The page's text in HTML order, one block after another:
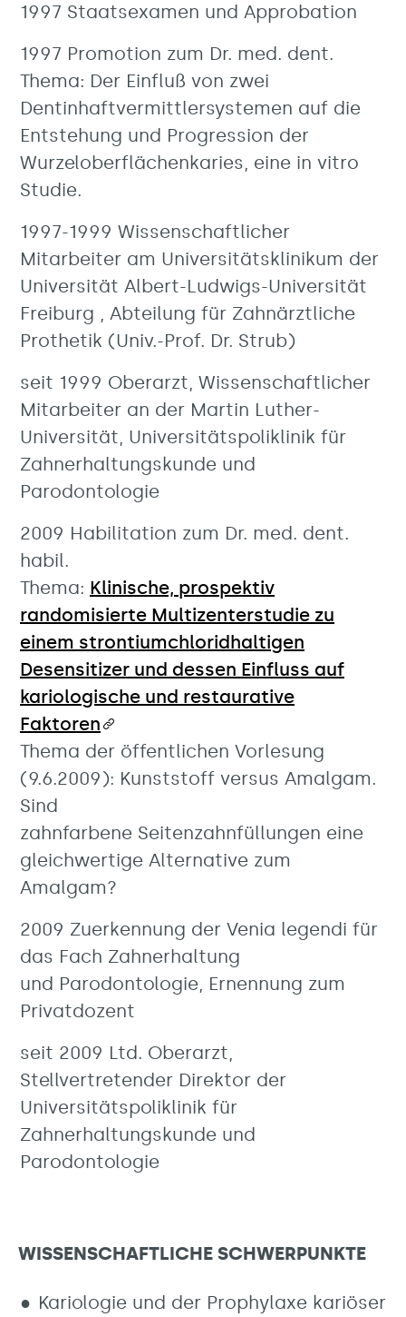
1997 Staatsexamen und Approbation
1997 Promotion zum Dr. med. dent.
Thema: Der Einfluß von zwei
Dentinhaftvermittlersystemen auf die
Entstehung und Progression der
Wurzeloberflächenkaries, eine in vitro
Studie.
1997-1999 Wissenschaftlicher
Mitarbeiter am Universitätsklinikum der
Universität Albert-Ludwigs-Universität
Freiburg , Abteilung für Zahnärztliche
Prothetik (Univ.-Prof. Dr. Strub)
seit 1999 Oberarzt, Wissenschaftlicher
Mitarbeiter an der Martin Luther-
Universität, Universitätspoliklinik für
Zahnerhaltungskunde und
Parodontologie
2009 Habilitation zum Dr. med. dent.
habil.
Thema: Klinische, prospektiv
randomisierte Multizenterstudie zu
einem strontiumchloridhaltigen
Desensitizer und dessen Einfluss auf
kariologische und restaurative
Faktoren
Thema der öffentlichen Vorlesung
(9.6.2009): Kunststoff versus Amalgam.
Sind
zahnfarbene Seitenzahnfüllungen eine
gleichwertige Alternative zum
Amalgam?
2009 Zuerkennung der Venia legendi für
das Fach Zahnerhaltung
und Parodontologie, Ernennung zum
Privatdozent
seit 2009 Ltd. Oberarzt,
Stellvertretender Direktor der
Universitätspoliklinik für
Zahnerhaltungskunde und
Parodontologie
WISSENSCHAFTLICHE SCHWERPUNKTE
Kariologie und der Prophylaxe kariöser